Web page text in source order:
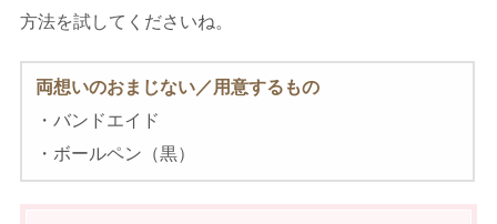
方法を試してくださいね。
両想いのおまじない／用意するもの
・バンドエイド
・ボールペン（黒）